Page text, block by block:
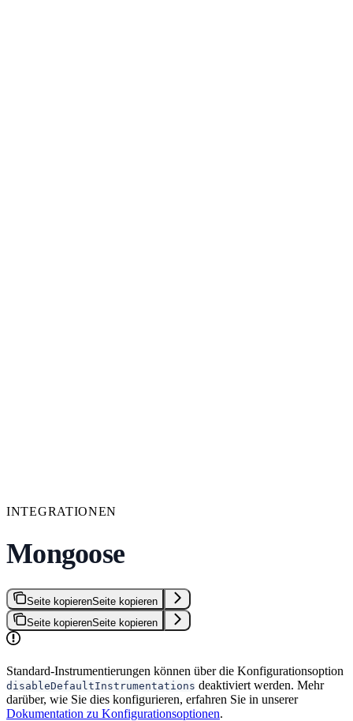
INTEGRATIONEN
Mongoose
Seite kopierenSeite kopieren
Seite kopierenSeite kopieren
Standard-Instrumentierungen können über die Konfigurationsoption
disableDefaultInstrumentations deaktiviert werden. Mehr
darüber, wie Sie dies konfigurieren, erfahren Sie in unserer
Dokumentation zu Konfigurationsoptionen.